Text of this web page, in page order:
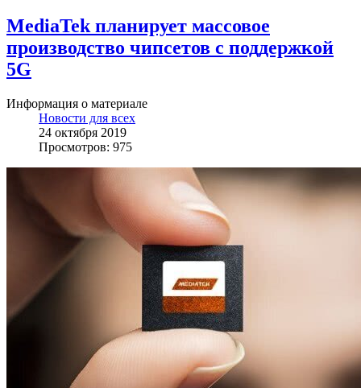
MediaTek планирует массовое
производство чипсетов с поддержкой
5G
Информация о материале
Новости для всех
24 октября 2019
Просмотров: 975